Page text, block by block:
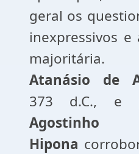
geral os
inexpressivos e
majoritária.
Atanásio
de
373 d.C., e
Hipona